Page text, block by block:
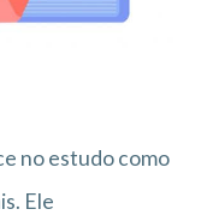
no estudo como
Ele